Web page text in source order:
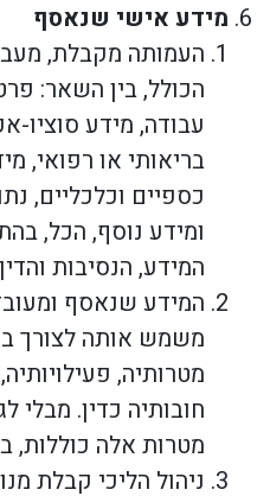
מידע אישי שנאסף
העמותה מקבלת,
הכולל, בין השאר:
עבודה, מידע סוציו-
בריאותי או רפואי,
כספיים וכלכליים,
ומידע נוסף, הכל,
המידע, הנסיבות
המידע שנאסף
משמש אותה לצורך
מטרותיה,
חובותיה כדין. מבלי
מטרות אלה כוללות,
ניהול הליכי קבלת